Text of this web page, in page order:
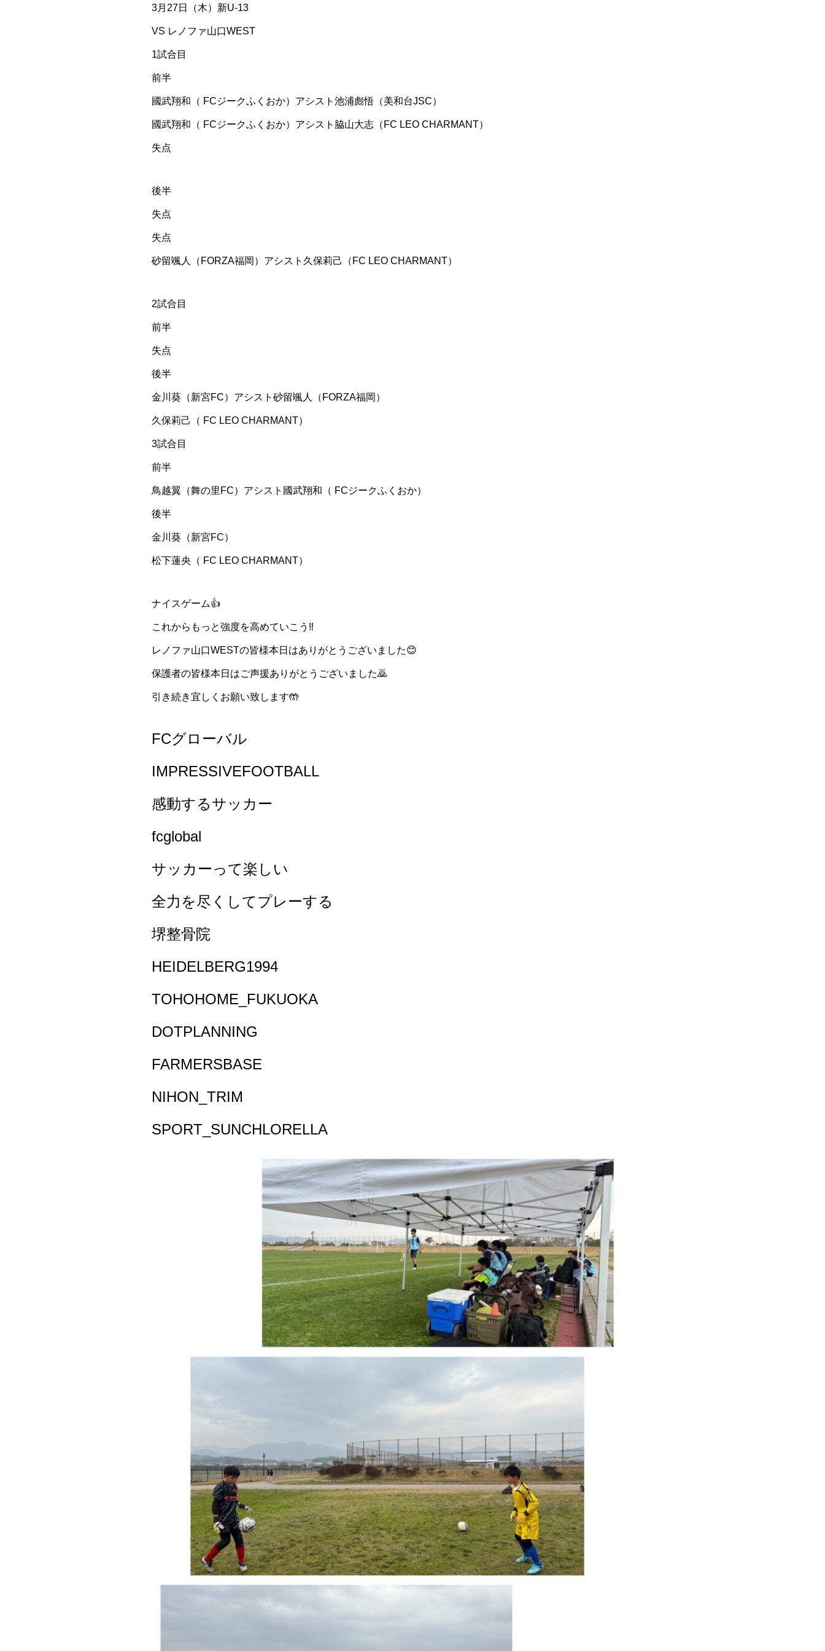
3月27日（木）新U-13
VS レノファ山口WEST
1試合目
前半
國武翔和（ FCジークふくおか）アシスト池浦彪悟（美和台JSC）
國武翔和（ FCジークふくおか）アシスト脇山大志（FC LEO CHARMANT）
失点
後半
失点
失点
砂留颯人（FORZA福岡）アシスト久保莉己（FC LEO CHARMANT）
2試合目
前半
失点
後半
金川葵（新宮FC）アシスト砂留颯人（FORZA福岡）
久保莉己（ FC LEO CHARMANT）
3試合目
前半
鳥越翼（舞の里FC）アシスト國武翔和（ FCジークふくおか）
後半
金川葵（新宮FC）
松下蓮央（ FC LEO CHARMANT）
ナイスゲーム👍
これからもっと強度を高めていこう‼️
レノファ山口WESTの皆様本日はありがとうございました😊
保護者の皆様本日はご声援ありがとうございました🙇
引き続き宜しくお願い致します🤲
FCグローバル
IMPRESSIVEFOOTBALL
感動するサッカー
fcglobal
サッカーって楽しい
全力を尽くしてプレーする
堺整骨院
HEIDELBERG1994
TOHOHOME_FUKUOKA
DOTPLANNING
FARMERSBASE
NIHON_TRIM
SPORT_SUNCHLORELLA